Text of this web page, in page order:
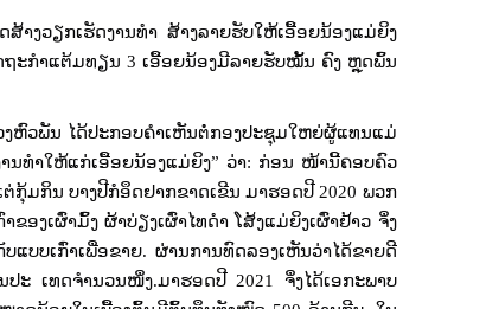
າງວຽກເຮັດງານທໍາ ສ້າງລາຍຮັບໃຫ້ເອື້ອຍນ້ອງແມ່ຍິງ
ຖະກຳແຕ້ມທຽນ 3 ເອື້ອຍນ້ອງມີລາຍຮັບໝັ້ນ ຄົງ ຫຼຸດພົ້ນ
ງຫົວພັນ ໄດ້ປະກອບຄໍາເຫັນຕໍ່ກອງປະຊຸມໃຫຍ່ຜູ້ແທນແມ່
ນທໍາໃຫ້ແກ່ເອື້ອຍນ້ອງແມ່ຍິງ” ວ່າ: ກ່ອນ ໜ້ານີ້ຄອບຄົວ
ກຸ້ມກິນ ບາງປີກໍອຶດຢາກຂາດເຂີນ ມາຮອດປີ 2020 ພວກ
າຂອງເຜົ່າມົ້ງ ຜ້າບ່ຽງເຜົ່າໄທດຳ ໂສ້ງແມ່ຍິງເຜົ່າຢ້າວ ຈຶ່ງ
ບບເກົ່າເພື່ອຂາຍ. ຜ່ານການທົດລອງເຫັນວ່າໄດ້ຂາຍດີ
ປະ ເທດຈຳນວນໜຶ່ງ.ມາຮອດປີ 2021 ຈຶ່ງໄດ້ເອກະພາບ